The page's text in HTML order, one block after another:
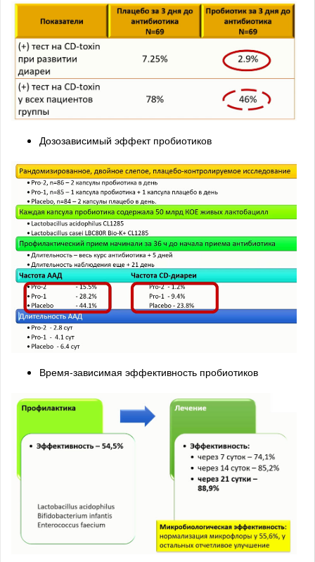
Дозозависимый эффект пробиотиков
Время-зависимая эффективность пробиотиков